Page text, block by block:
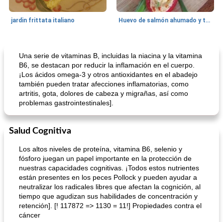
jardin frittata italiano Huevo de salmón ahumado y tomates rellenos.
Una serie de vitaminas B, incluidas la niacina y la vitamina
B6, se destacan por reducir la inflamación en el cuerpo.
¡Los ácidos omega-3 y otros antioxidantes en el abadejo
también pueden tratar afecciones inflamatorias, como
artritis, gota, dolores de cabeza y migrañas, así como
problemas gastrointestinales].
Salud Cognitiva
Los altos niveles de proteína, vitamina B6, selenio y
fósforo juegan un papel importante en la protección de
nuestras capacidades cognitivas. ¡Todos estos nutrientes
están presentes en los peces Pollock y pueden ayudar a
neutralizar los radicales libres que afectan la cognición, al
tiempo que agudizan sus habilidades de concentración y
retención]. [! 117872 => 1130 = 11!] Propiedades contra el
cáncer